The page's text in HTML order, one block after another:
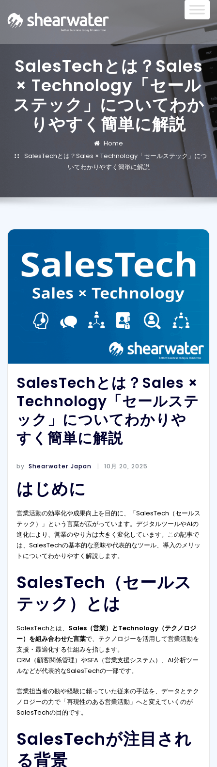
SalesTechとは？Sales
× Technology「セール
ステック」についてわか
りやすく簡単に解説
Home
SalesTechとは？Sales × Technology「セールステック」につ
いてわかりやすく簡単に解説
SalesTechとは？Sales ×
Technology「セールステ
ック」についてわかりや
すく簡単に解説
by Shearwater Japan 10月 20, 2025
はじめに
営業活動の効率化や成果向上を目的に、「SalesTech（セールス
テック）」という言葉が広がっています。デジタルツールやAIの
進化により、営業のやり方は大きく変化しています。この記事で
は、SalesTechの基本的な意味や代表的なツール、導入のメリッ
トについてわかりやすく解説します。
SalesTech（セールス
テック）とは
SalesTechとは、 Sales（営業）とTechnology（テクノロジ
ー）を組み合わせた言葉で、テクノロジーを活用して営業活動を
支援・最適化する仕組みを指します。
CRM（顧客関係管理）やSFA（営業支援システム）、AI分析ツー
ルなどが代表的なSalesTechの一部です。
営業担当者の勘や経験に頼っていた従来の手法を、データとテク
ノロジーの力で「再現性のある営業活動」へと変えていくのが
SalesTechの目的です。
SalesTechが注目され
る背景